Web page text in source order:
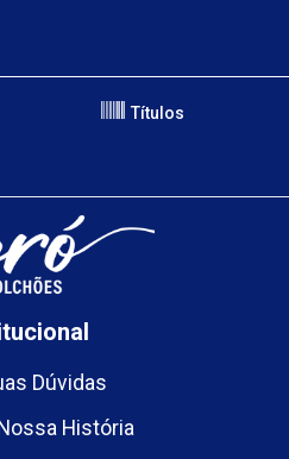
Títulos
Dúvidas
História